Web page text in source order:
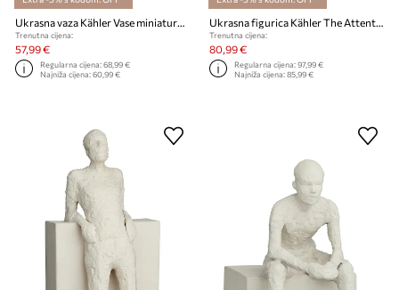
Ukrasna vaza Kähler Vase miniature 3-pack
Trenutna cijena:
57,99 €
Regularna cijena:68,99 €
Najniža cijena:60,99 €
Ukrasna figurica Kähler The Attentive One 13 cm
Trenutna cijena:
80,99 €
Regularna cijena:97,99 €
Najniža cijena:85,99 €